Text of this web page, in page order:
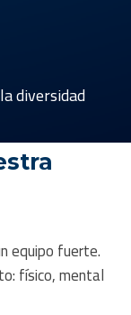
diversidad
equipo fuerte.
físico, mental